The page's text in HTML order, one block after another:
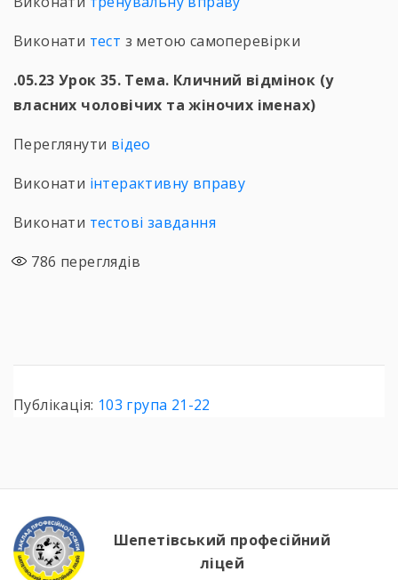
Виконати тест з метою самоперевірки
.05.23 Урок 35. Тема. Кличний відмінок (у
власних чоловічих та жіночих іменах)
Переглянути відео
Виконати інтерактивну вправу
Виконати тестові завдання
786 переглядів
Публікація: 103 група 21-22
Шепетівський професійний
ліцей